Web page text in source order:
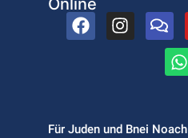
Online
Für Juden und Bnei Noach